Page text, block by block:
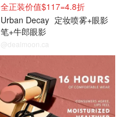
全正装价值$117=4.8折
Urban Decay 定妆喷雾+眼影
笔+牛郎眼影
@dealmoon.ca